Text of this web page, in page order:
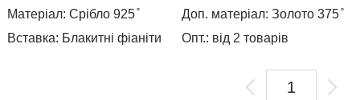
Матеріал: Срібло 925 ̊
Доп. матеріал: Золото 375 ̊
Вставка: Блакитні фіаніти
Опт.: від 2 товарів